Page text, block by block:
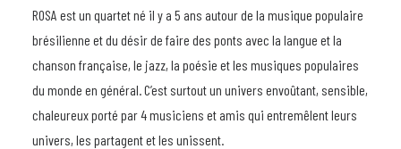
ROSA est un quartet né il y a 5 ans autour de la musique populaire
brésilienne et du désir de faire des ponts avec la langue et la
chanson française, le jazz, la poésie et les musiques populaires
du monde en général. C’est surtout un univers envoûtant, sensible,
chaleureux porté par 4 musiciens et amis qui entremêlent leurs
univers, les partagent et les unissent.